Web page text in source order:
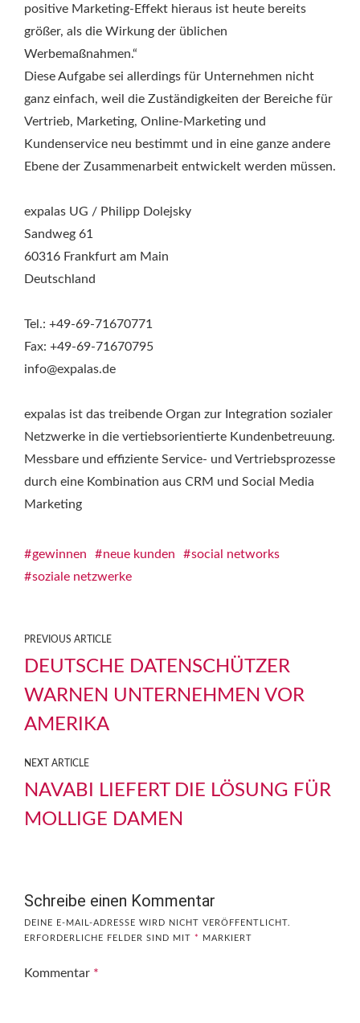
positive Marketing-Effekt hieraus ist heute bereits
größer, als die Wirkung der üblichen
Werbemaßnahmen.“
Diese Aufgabe sei allerdings für Unternehmen nicht
ganz einfach, weil die Zuständigkeiten der Bereiche für
Vertrieb, Marketing, Online-Marketing und
Kundenservice neu bestimmt und in eine ganze andere
Ebene der Zusammenarbeit entwickelt werden müssen.
expalas UG / Philipp Dolejsky
Sandweg 61
60316 Frankfurt am Main
Deutschland
Tel.: +49-69-71670771
Fax: +49-69-71670795
info@expalas.de
expalas ist das treibende Organ zur Integration sozialer
Netzwerke in die vertiebsorientierte Kundenbetreuung.
Messbare und effiziente Service- und Vertriebsprozesse
durch eine Kombination aus CRM und Social Media
Marketing
gewinnen neue kunden
social networks
soziale netzwerke
PREVIOUS ARTICLE
DEUTSCHE DATENSCHÜTZER
WARNEN UNTERNEHMEN VOR
AMERIKA
NEXT ARTICLE
NAVABI LIEFERT DIE LÖSUNG FÜR
MOLLIGE DAMEN
Schreibe einen Kommentar
DEINE E-MAIL-ADRESSE WIRD NICHT VERÖFFENTLICHT.
ERFORDERLICHE FELDER SIND MIT * MARKIERT
Kommentar *